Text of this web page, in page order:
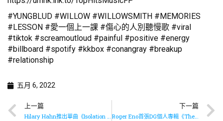
#YUNGBLUD #WILLOW #WILLOWSMITH #MEMORIES
#LESSON #愛一個上一課 #傷心的人別聽慢歌 #viral
#tiktok #screamoutloud #painful #positive #energy
#billboard #spotify #kkbox #conangray #breakup
#relationship
五月 6, 2022
上一篇
Hilary Hahn推出單曲《Isolation Variation》
下一篇
Roger Eno首張DG個人專輯《The Turning Year》已推出